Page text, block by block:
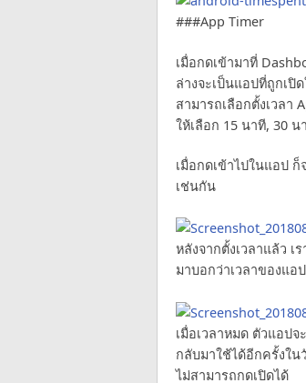
###App Timer
เมื่อกดเข้ามาที่
ล่างจะเป็นแอปที่ถูกเปิ
สามารถเลือกตั้งเวลา
ให้เลือก 15 นาที, 30 น
เมื่อกดเข้าไปในแอป
เช่นกัน
หลังจากตั้งเวลาแล้ว
มาบอกว่าเวลาของแ
เมื่อเวลาหมด ตัวแอป
กลับมาใช้ได้อีกครั้งใ
ไม่สามารถกดเปิดได้